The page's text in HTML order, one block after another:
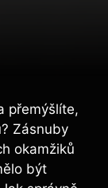
přemýšlíte,
Zásnuby
okamžiků
být